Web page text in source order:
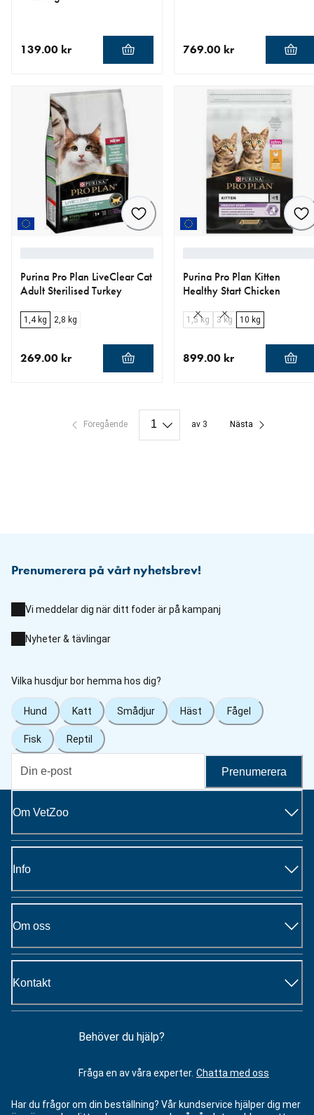
139.00 kr 769.00 kr
Purina Pro Plan LiveClear Cat
Adult Sterilised Turkey
1,4 kg 2,8 kg
269.00 kr
Purina Pro Plan Kitten
Healthy Start Chicken
1,5 kg 3 kg 10 kg
899.00 kr
Föregående av 3 Nästa
Prenumerera på vårt nyhetsbrev!
Vi meddelar dig när ditt foder är på kampanj
Nyheter & tävlingar
Vilka husdjur bor hemma hos dig?
Hund Katt Smådjur Häst Fågel
Fisk Reptil
Prenumerera
Om VetZoo
Info
Om oss
Kontakt
Behöver du hjälp?
Fråga en av våra experter. Chatta med oss
Har du frågor om din beställning? Vår kundservice hjälper dig mer